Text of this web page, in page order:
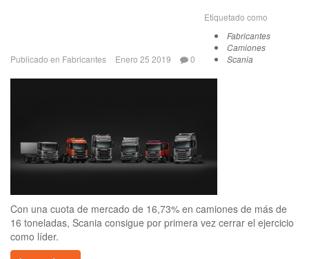
Publicado en Fabricantes Enero 25 2019 0
Etiquetado como
Fabricantes
Camiones
Scania
Con una cuota de mercado de 16,73% en camiones de más de
16 toneladas, Scania consigue por primera vez cerrar el ejercicio
como líder.